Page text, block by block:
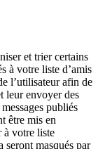
et trier certains
à votre liste d’amis
l’utilisateur afin de
leur envoyer des
publiés
être mis en
à votre liste
seront masqués par